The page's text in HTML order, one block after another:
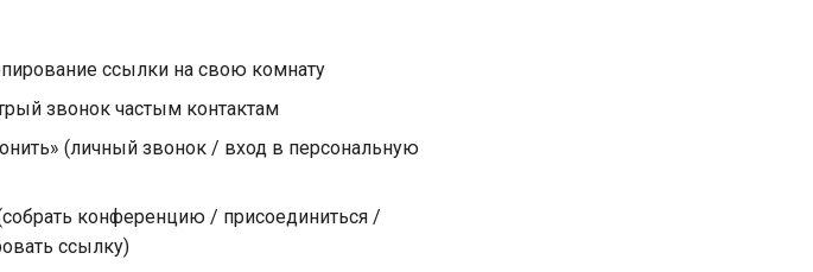
ссылки на свою комнату
звонок частым контактам
(личный звонок / вход в персональную
конференцию / присоединиться /
ссылку)